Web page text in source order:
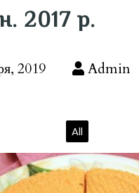
2017 р.
2019 Admin
All